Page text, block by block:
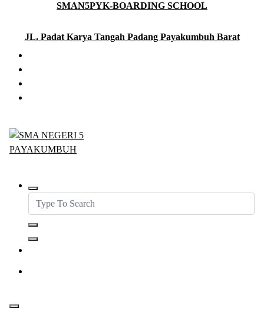
content
SMAN5PYK-BOARDING SCHOOL
JL. Padat Karya Tangah Padang Payakumbuh Barat